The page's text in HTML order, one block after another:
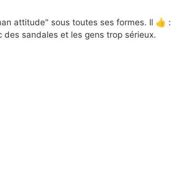
attitude" sous toutes ses formes. Il 👍 :
sandales et les gens trop sérieux.